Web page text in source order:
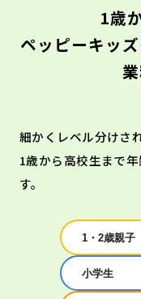
1歳
ペッピーキッ
細かくレベル分けさ
1歳から高校生まで
す。
1・2歳親子
小学生